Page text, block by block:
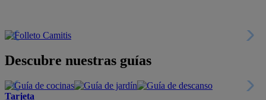
Descubre nuestras guías
Tarjeta